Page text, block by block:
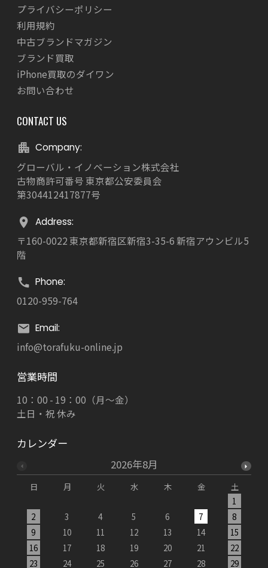
CONTACT US
Company:
グローバル・イノベーション株式会社
古物商許可番号 東京都公安委員会
第304412417877号
Address:
〒160-0022 東京都新宿区新宿3-35-6 新宿アウンビル5
階
Phone:
0120-959-764
Email:
info@torafuku-online.jp
プライバシーポリシー
利用規約
中古ブランドマガジン
ブランド買取
iPhone買取のダイワン
お問い合わせ
営業時間
10：00 - 19：00（月～金）
土日・祝 休み
カレンダー
2026年8月
日 月 火 水 木 金
土
1
2
3 4 5 6 7
8
9
10 11 12 13 14
15
16
17 18 19 20 21
22
23
24 25 26 27 28 29